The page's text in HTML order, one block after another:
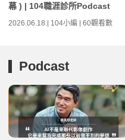
幕 ) | 104職涯診所Podcast
2026.06.18 | 104小編 | 60觀看數
Podcast